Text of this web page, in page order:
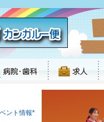
ント情報*